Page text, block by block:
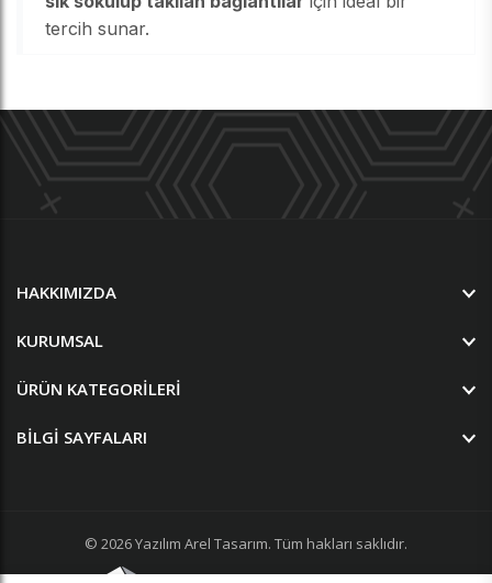
tercih sunar.
HAKKIMIZDA
KURUMSAL
ÜRÜN KATEGORILERI
BILGI SAYFALARI
© 2026Yazılım Arel Tasarım. Tüm hakları saklıdır.